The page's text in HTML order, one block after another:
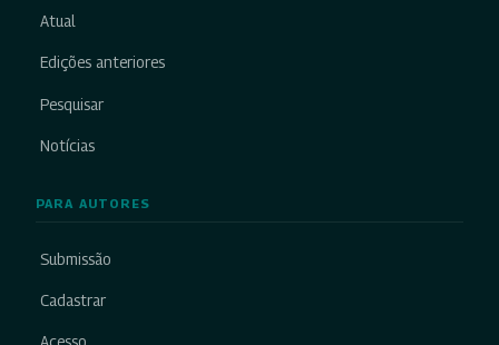
Atual
Edições anteriores
Pesquisar
Notícias
PARA AUTORES
Submissão
Cadastrar